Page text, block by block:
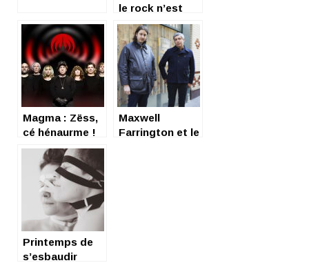
le rock n’est
pas si mort
Magma : Zëss,
cé hénaurme !
Maxwell
Farrington et le
Printemps de
s’esbaudir